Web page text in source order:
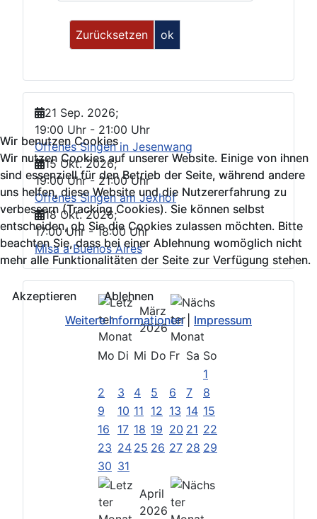
Wir benutzen Cookies
Wir nutzen Cookies auf unserer Website. Einige von ihnen
sind essenziell für den Betrieb der Seite, während andere
uns helfen, diese Website und die Nutzererfahrung zu
verbessern (Tracking Cookies). Sie können selbst
entscheiden, ob Sie die Cookies zulassen möchten. Bitte
beachten Sie, dass bei einer Ablehnung womöglich nicht
mehr alle Funktionalitäten der Seite zur Verfügung stehen.
Akzeptieren
Ablehnen
Weitere Informationen| Impressum
21 Sep. 2026;
19:00 Uhr - 21:00 Uhr
Offenes Singen in Jesenwang
15 Okt. 2026;
19:00 Uhr- 21:00 Uhr
Offenes Singen am Jexhof
18 Okt. 2026;
17:00 Uhr -18:00 Uhr
Misa a Buenos Aires
März
2026
Mo Di Mi Do Fr Sa So
1
2
3 4 5 6 7
8
9
10 11 12 13 14 15
16
17 18 19 20 21 22
23 24 25 26 27 28 29
30 31
April
2026
Wir benutzen Cookies
Wir nutzen Cookies auf unserer Website. Einige von ihnen
sind essenziell für den Betrieb der Seite, während andere
uns helfen, diese Website und die Nutzererfahrung zu
verbessern (Tracking Cookies). Sie können selbst
entscheiden, ob Sie die Cookies zulassen möchten. Bitte
beachten Sie, dass bei einer Ablehnung womöglich nicht
mehr alle Funktionalitäten der Seite zur Verfügung stehen.
Akzeptieren
Ablehnen
Weitere Informationen| Impressum